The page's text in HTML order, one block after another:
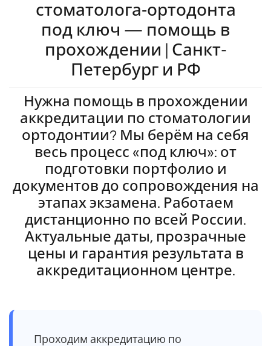
стоматолога‑ортодонта
под ключ — помощь в
прохождении | Санкт-
Петербург и РФ
Нужна помощь в прохождении
аккредитации по стоматологии
ортодонтии? Мы берём на себя
весь процесс «под ключ»: от
подготовки портфолио и
документов до сопровождения на
этапах экзамена. Работаем
дистанционно по всей России.
Актуальные даты, прозрачные
цены и гарантия результата в
аккредитационном центре.
Проходим аккредитацию по